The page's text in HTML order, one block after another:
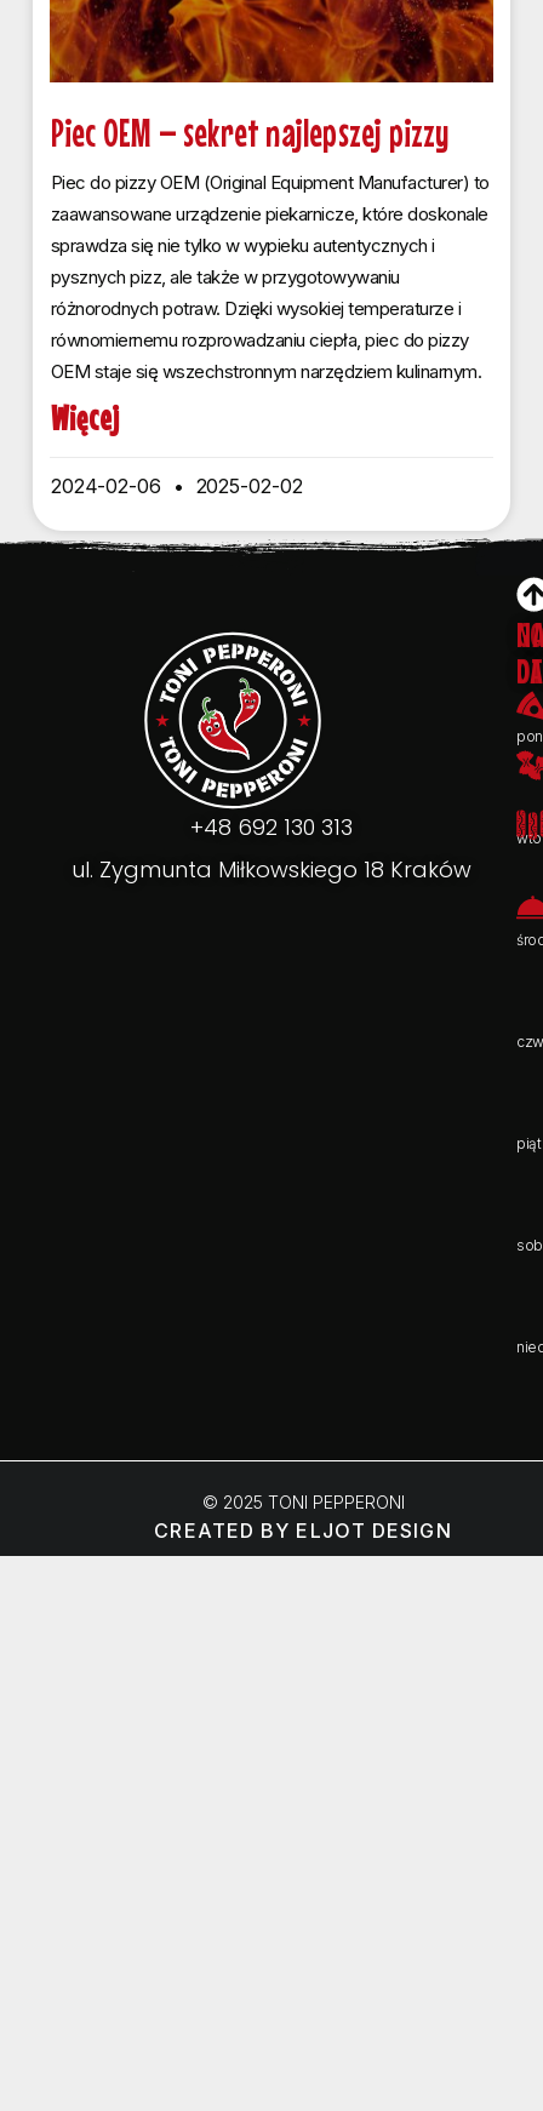
Piec OEM – sekret najlepszej pizzy
Piec do pizzy OEM (Original Equipment Manufacturer) to
zaawansowane urządzenie piekarnicze, które doskonale
sprawdza się nie tylko w wypieku autentycznych i
pysznych pizz, ale także w przygotowywaniu
różnorodnych potraw. Dzięki wysokiej temperaturze i
równomiernemu rozprowadzaniu ciepła, piec do pizzy
OEM staje się wszechstronnym narzędziem kulinarnym.
Więcej
2024-02-06 2025-02-02
+48 692 130 313
ul. Zygmunta Miłkowskiego 18 Kraków
© 2025 TONI PEPPERONI
CREATED BY ELJOT DESIGN